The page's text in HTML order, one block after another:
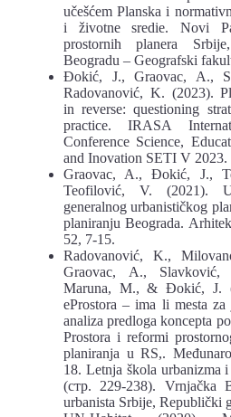
učešćem Planska i
i životne sredie. Novi
prostornih planera
Beogradu – Geografski
Đokić, J., Graovac, A.,
Radovanović, K. (2023).
in reverse: questioning
practice. IRASA
Conference Science,
and Inovation SETI V 2023.
Graovac, A., Đokić, J.,
Teofilović, V. (2021).
generalnog urbanističkog
planiranju Beograda.
52, 7-15.
Radovanović, K.,
Graovac, A.,
Maruna, M., & Đokić, J.
eProstora – ima li mesta
analiza predloga koncepta
Prostora i reformi
planiranja u RS,.
18. Letnja škola urbanizma
(стр. 229-238). Vrnjačka
urbanista Srbije, Republički